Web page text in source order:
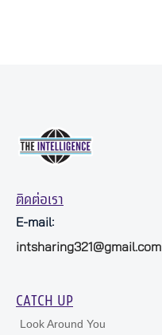
ติดต่อเรา
E-mail:
intsharing321@gmail.com
CATCH UP
Look Around You